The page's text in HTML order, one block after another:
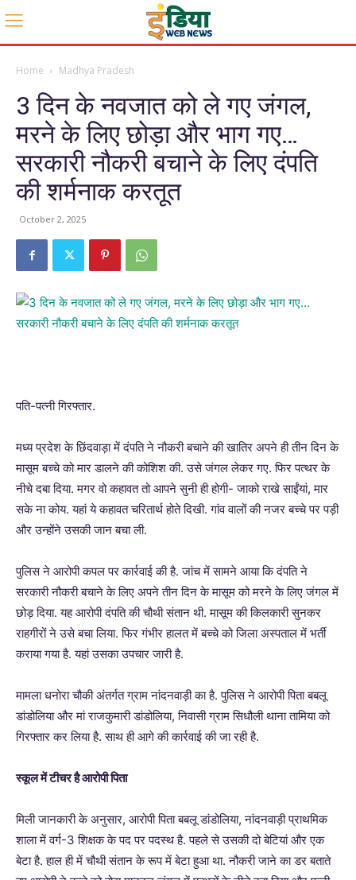
Home Madhya Pradesh
3 दिन के नवजात को ले गए जंगल,
मरने के लिए छोड़ा और भाग गए…
सरकारी नौकरी बचाने के लिए दंपति
की शर्मनाक करतूत
October 2, 2025
पति-पत्नी गिरफ्तार.
मध्य प्रदेश के छिंदवाड़ा में दंपति ने नौकरी बचाने की खातिर अपने ही तीन दिन के
मासूम बच्चे को मार डालने की कोशिश की. उसे जंगल लेकर गए. फिर पत्थर के
नीचे दबा दिया. मगर वो कहावत तो आपने सुनी ही होगी- जाको राखे साईंयां, मार
सके ना कोय. यहां ये कहावत चरितार्थ होते दिखी. गांव वालों की नजर बच्चे पर पड़ी
और उन्होंने उसकी जान बचा ली.
पुलिस ने आरोपी कपल पर कार्रवाई की है. जांच में सामने आया कि दंपति ने
सरकारी नौकरी बचाने के लिए अपने तीन दिन के मासूम को मरने के लिए जंगल में
छोड़ दिया. यह आरोपी दंपति की चौथी संतान थी. मासूम की किलकारी सुनकर
राहगीरों ने उसे बचा लिया. फिर गंभीर हालत में बच्चे को जिला अस्पताल में भर्ती
कराया गया है. यहां उसका उपचार जारी है.
मामला धनोरा चौकी अंतर्गत ग्राम नांदनवाड़ी का है. पुलिस ने आरोपी पिता बबलू
डांडोलिया और मां राजकुमारी डांडोलिया, निवासी ग्राम सिधौली थाना तामिया को
गिरफ्तार कर लिया है. साथ ही आगे की कार्रवाई की जा रही है.
स्कूल में टीचर है आरोपी पिता
मिली जानकारी के अनुसार, आरोपी पिता बबलू डांडोलिया, नांदनवाड़ी प्राथमिक
शाला में वर्ग-3 शिक्षक के पद पर पदस्थ है. पहले से उसकी दो बेटियां और एक
बेटा है. हाल ही में चौथी संतान के रूप में बेटा हुआ था. नौकरी जाने का डर बताते